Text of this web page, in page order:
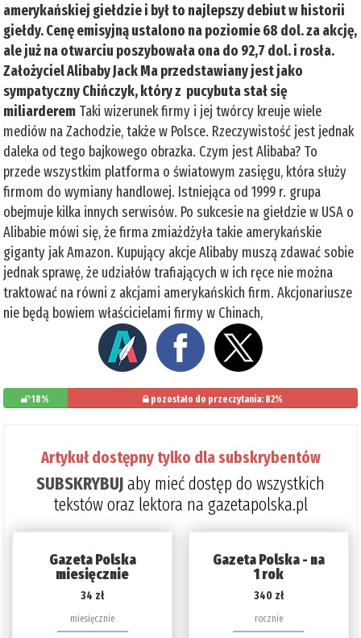
amerykańskiej giełdzie i był to najlepszy debiut w historii
giełdy. Cenę emisyjną ustalono na poziomie 68 dol. za akcję,
ale już na otwarciu poszybowała ona do 92,7 dol. i rosła.
Założyciel Alibaby Jack Ma przedstawiany jest jako
sympatyczny Chińczyk, który z pucybuta stał się
miliarderem Taki wizerunek firmy i jej twórcy kreuje wiele
mediów na Zachodzie, także w Polsce. Rzeczywistość jest jednak
daleka od tego bajkowego obrazka. Czym jest Alibaba? To
przede wszystkim platforma o światowym zasięgu, która służy
firmom do wymiany handlowej. Istniejąca od 1999 r. grupa
obejmuje kilka innych serwisów. Po sukcesie na giełdzie w USA o
Alibabie mówi się, że firma zmiażdżyła takie amerykańskie
giganty jak Amazon. Kupujący akcje Alibaby muszą zdawać sobie
jednak sprawę, że udziałów trafiających w ich ręce nie można
traktować na równi z akcjami amerykańskich firm. Akcjonariusze
nie będą bowiem właścicielami firmy w Chinach,
18% pozostało do przeczytania: 82%
Artykuł dostępny tylko dla subskrybentów
SUBSKRYBUJaby mieć dostęp do wszystkich
tekstów oraz lektora na gazetapolska.pl
Gazeta Polska
miesięcznie
34 zł
miesięcznie
Gazeta Polska - na
1 rok
340 zł
rocznie